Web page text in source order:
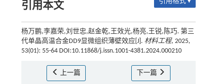
引用本文
杨万鹏,李嘉荣,刘世忠,赵金乾,王效光,杨亮,王锐,陈巧. 第三
代单晶高温合金DD9显微组织薄壁效应[J]. 材料工程, 2025,
53(01): 55-64 DOI:10.11868/j.issn.1001-4381.2024.000210
上一篇 下一篇